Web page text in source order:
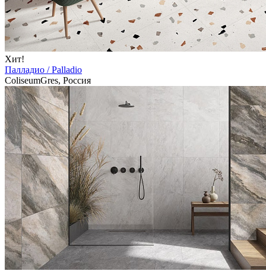
Хит!
Палладио / Palladio
ColiseumGres, Россия